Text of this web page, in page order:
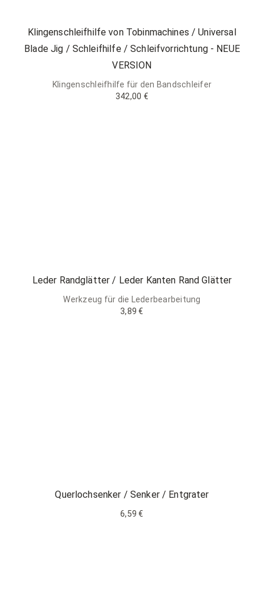
Klingenschleifhilfe von Tobinmachines / Universal
Blade Jig / Schleifhilfe / Schleifvorrichtung - NEUE
VERSION
Klingenschleifhilfe für den Bandschleifer
342,00 €
Leder Randglätter / Leder Kanten Rand Glätter
Werkzeug für die Lederbearbeitung
3,89 €
Querlochsenker / Senker / Entgrater
6,59 €